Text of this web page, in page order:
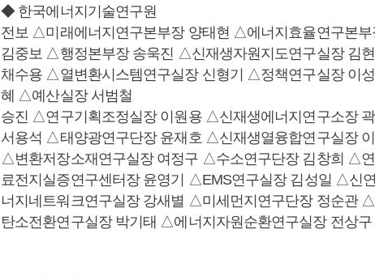
◆ 한국에너지기술연구원
전보 △미래에너지연구본부장 양태현 △에너지효율연구본
김중보 △행정본부장 송욱진 △신재생자원지도연구실장 김
채수용 △열변환시스템연구실장 신형기 △정책연구실장 이
혜 △예산실장 서범철
승진 △연구기획조정실장 이원용 △신재생에너지연구소장
서용석 △태양광연구단장 윤재호 △신재생열융합연구실장
△변환저장소재연구실장 여정구 △수소연구단장 김창희 △
료전지실증연구센터장 윤영기 △EMS연구실장 김성일 △신
너지네트워크연구실장 강새별 △미세먼지연구단장 정순관
탄소전환연구실장 박기태 △에너지자원순환연구실장 전상구